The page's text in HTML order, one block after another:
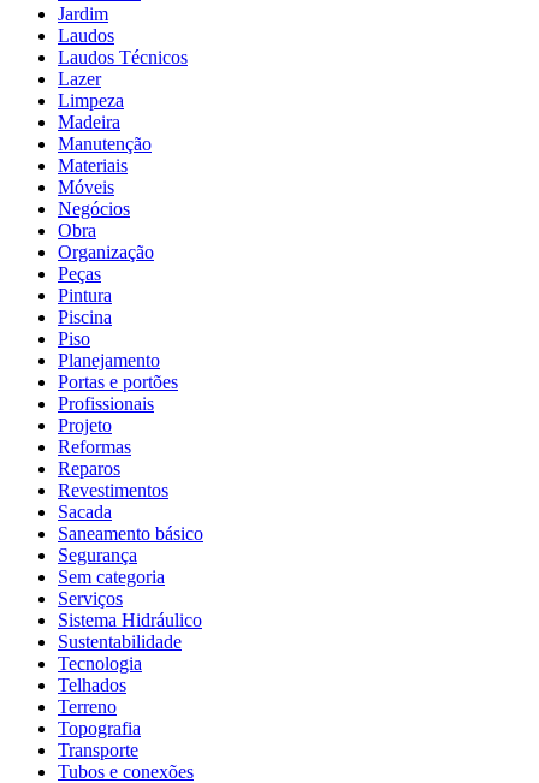
Jardim
Laudos
Laudos Técnicos
Lazer
Limpeza
Madeira
Manutenção
Materiais
Móveis
Negócios
Obra
Organização
Peças
Pintura
Piscina
Piso
Planejamento
Portas e portões
Profissionais
Projeto
Reformas
Reparos
Revestimentos
Sacada
Saneamento básico
Segurança
Sem categoria
Serviços
Sistema Hidráulico
Sustentabilidade
Tecnologia
Telhados
Terreno
Topografia
Transporte
Tubos e conexões